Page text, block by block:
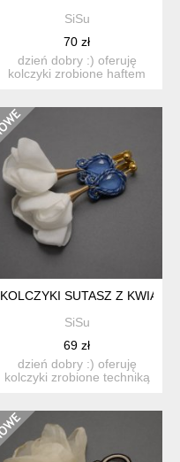
SiSu
70 zł
dzień dobry :) oferuję
kolczyki zrobione haftem
KOLCZYKI SUTASZ Z
SiSu
69 zł
dzień dobry :) oferuję
kolczyki zrobione techniką